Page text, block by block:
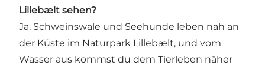
Lillebælt sehen?
Ja. Schweinswale und Seehunde leben nah an
der Küste im Naturpark Lillebælt, und vom
Wasser aus kommst du dem Tierleben näher